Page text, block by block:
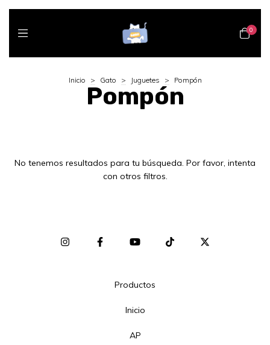
0
Inicio > Gato > Juguetes > Pompón
Pompón
No tenemos resultados para tu búsqueda. Por favor, intenta
con otros filtros.
Productos
Inicio
AP